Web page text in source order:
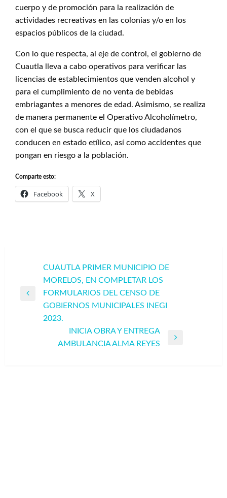
cuerpo y de promoción para la realización de
actividades recreativas en las colonias y/o en los
espacios públicos de la ciudad.
Con lo que respecta, al eje de control, el gobierno de
Cuautla lleva a cabo operativos para verificar las
licencias de establecimientos que venden alcohol y
para el cumplimiento de no venta de bebidas
embriagantes a menores de edad. Asimismo, se realiza
de manera permanente el Operativo Alcoholímetro,
con el que se busca reducir que los ciudadanos
conducen en estado etílico, así como accidentes que
pongan en riesgo a la población.
Comparte esto:
Facebook X
Navegación
entradas
CUAUTLA PRIMER MUNICIPIO DE
MORELOS, EN COMPLETAR LOS
FORMULARIOS DEL CENSO DE
GOBIERNOS MUNICIPALES INEGI
2023.
INICIA OBRA Y ENTREGA
AMBULANCIA ALMA REYES